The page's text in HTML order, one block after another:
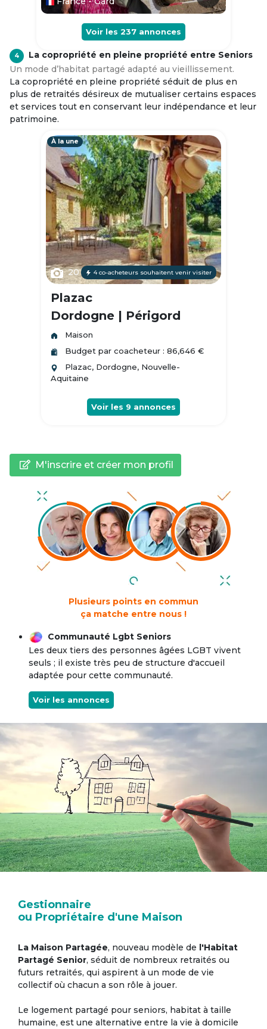
Voir les 237 annonces
4
La copropriété en pleine propriété entre Seniors
Un mode d’habitat partagé adapté au vieillissement.
La copropriété en pleine propriété séduit de plus en
plus de retraités désireux de mutualiser certains espaces
et services tout en conservant leur indépendance et leur
patrimoine.
À la une
20 4 co-acheteurs souhaitent venir visiter
Plazac
Dordogne | Périgord
Maison
Budget par coacheteur : 86,646 €
Plazac, Dordogne, Nouvelle-
Aquitaine
Voir les 9 annonces
M'inscrire et créer mon profil
Plusieurs points en commun
ça matche entre nous !
Communauté Lgbt Seniors
Les deux tiers des personnes âgées LGBT vivent
seuls ; il existe très peu de structure d'accueil
adaptée pour cette communauté.
Voir les annonces
Gestionnaire
ou Propriétaire d'une Maison
La Maison Partagée, nouveau modèle de l'Habitat
Partagé Senior, séduit de nombreux retraités ou
futurs retraités, qui aspirent à un mode de vie
collectif où chacun a son rôle à jouer.
Le logement partagé pour seniors, habitat à taille
humaine, est une alternative entre la vie à domicile